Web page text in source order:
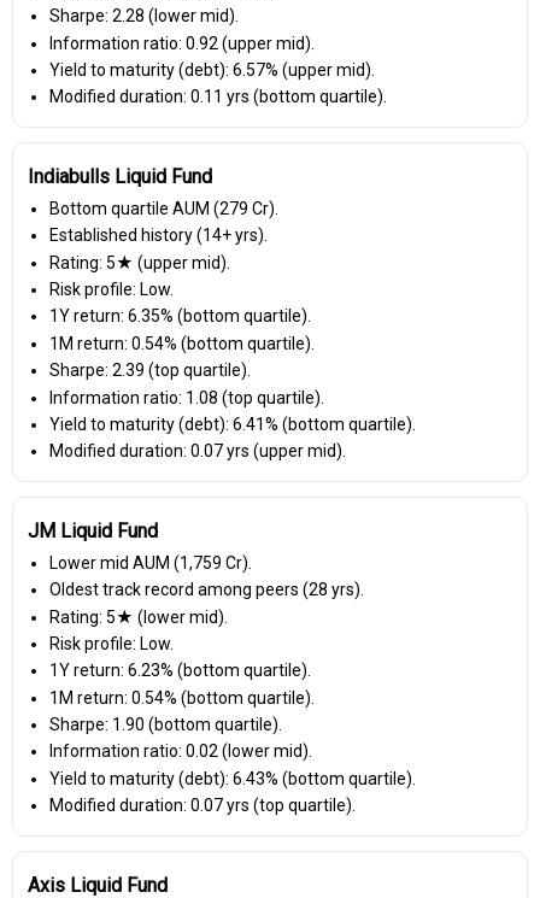
Sharpe: 2.28 (lower mid).
Information ratio: 0.92 (upper mid).
Yield to maturity (debt): 6.57% (upper mid).
Modified duration: 0.11 yrs (bottom quartile).
Indiabulls Liquid Fund
Bottom quartile AUM (₹279 Cr).
Established history (14+ yrs).
Rating: 5★ (upper mid).
Risk profile: Low.
1Y return: 6.35% (bottom quartile).
1M return: 0.54% (bottom quartile).
Sharpe: 2.39 (top quartile).
Information ratio: 1.08 (top quartile).
Yield to maturity (debt): 6.41% (bottom quartile).
Modified duration: 0.07 yrs (upper mid).
JM Liquid Fund
Lower mid AUM (₹1,759 Cr).
Oldest track record among peers (28 yrs).
Rating: 5★ (lower mid).
Risk profile: Low.
1Y return: 6.23% (bottom quartile).
1M return: 0.54% (bottom quartile).
Sharpe: 1.90 (bottom quartile).
Information ratio: 0.02 (lower mid).
Yield to maturity (debt): 6.43% (bottom quartile).
Modified duration: 0.07 yrs (top quartile).
Axis Liquid Fund